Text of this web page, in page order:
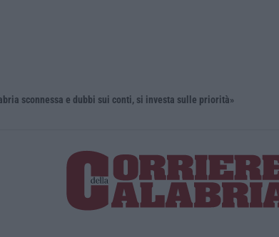
sconnessa e dubbi sui conti, si investa sulle priorità»